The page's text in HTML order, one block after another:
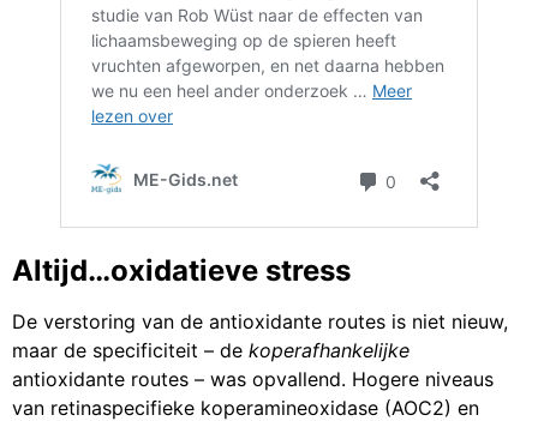
Altijd…oxidatieve stress
De verstoring van de antioxidante routes is niet nieuw,
maar de specificiteit – de koperafhankelijke
antioxidante routes – was opvallend. Hogere niveaus
van retinaspecifieke koperamineoxidase (AOC2) en